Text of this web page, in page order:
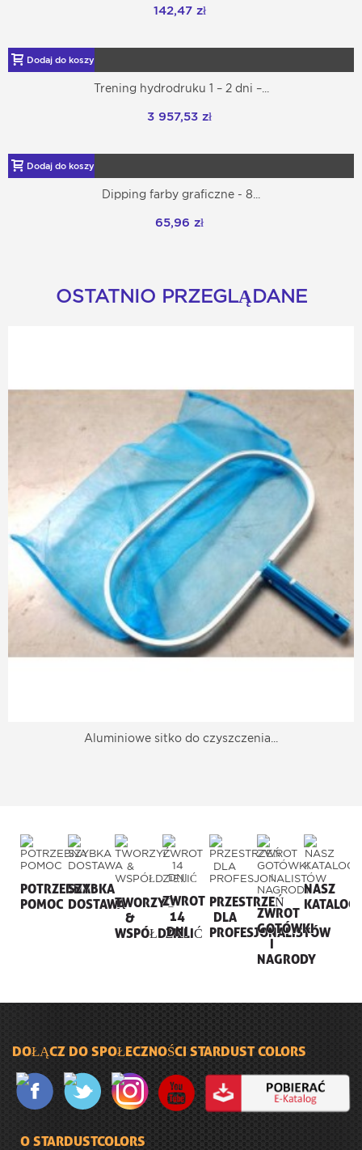
142,47 zł
Dodaj do koszyka
Trening hydrodruku 1 – 2 dni –...
3 957,53 zł
Dodaj do koszyka
Dipping farby graficzne - 8...
65,96 zł
OSTATNIO PRZEGLĄDANE
Aluminiowe sitko do czyszczenia...
POTRZEBNA
POMOC
SZYBKA
DOSTAWATWORZYĆ
&
WSPÓŁDZIELIĆ
ZWROT
14
DNI
PRZESTRZEŃ
DLA
PROFESJONALISTÓW
ZWROT
GOTÓWKI
I
NAGRODY
NASZ
KATALOG
DOŁĄCZ DO SPOŁECZNOŚCI STARDUST COLORS
O STARDUSTCOLORS